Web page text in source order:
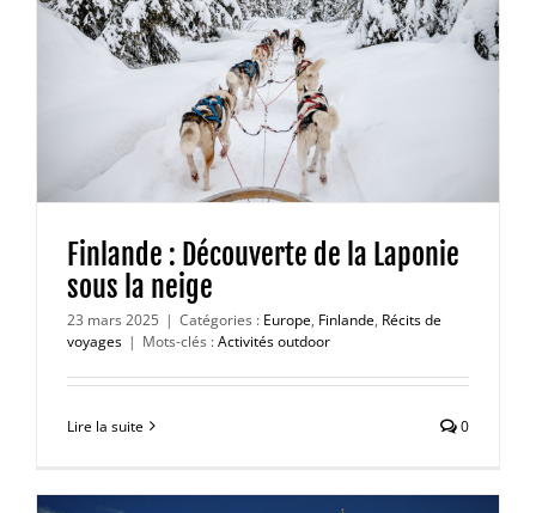
Finlande : Découverte de la Laponie
sous la neige
23 mars 2025 | Catégories : Europe, Finlande, Récits de
voyages | Mots-clés :Activités outdoor
Lire la suite 0